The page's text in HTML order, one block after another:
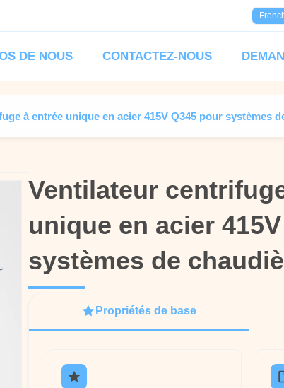
DE NOUS CONTACTEZ-NOUS
à entrée unique en acier 415V Q345 pour systèmes
Ventilateur
unique en acier
systèmes de
Ventilateur
unique en acier
systèmes de
Propriétés de base